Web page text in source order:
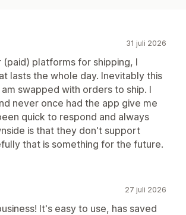
31 juli 2026
(paid) platforms for shipping, I
lasts the whole day. Inevitably this
swapped with orders to ship. I
never once had the app give me
quick to respond and always
is that they don't support
that is something for the future.
27 juli 2026
It's easy to use, has saved